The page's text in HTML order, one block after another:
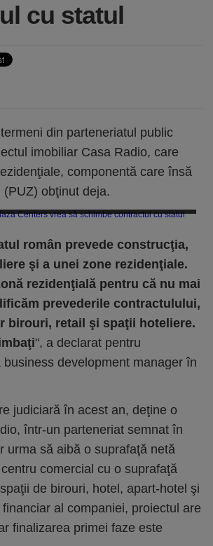
cu statul
din parteneriatul public
imobiliar Casa Radio, care
componentă care însă
obţinut deja.
român prevede construcţia,
şi a unei zone rezidenţiale.
rezidenţială pentru că nu mai
prevederile contractulului,
birouri, retail şi spaţii hoteliere.
", a declarat pentru
development manager în
judiciară în acest an, deţine o
într-un parteneriat semnat în
urma să aibă o suprafaţă netă
comercial cu o suprafaţă
de birouri, hotel, apart-hotel şi
al companiei, proiectul are
finalizarea primei faze este